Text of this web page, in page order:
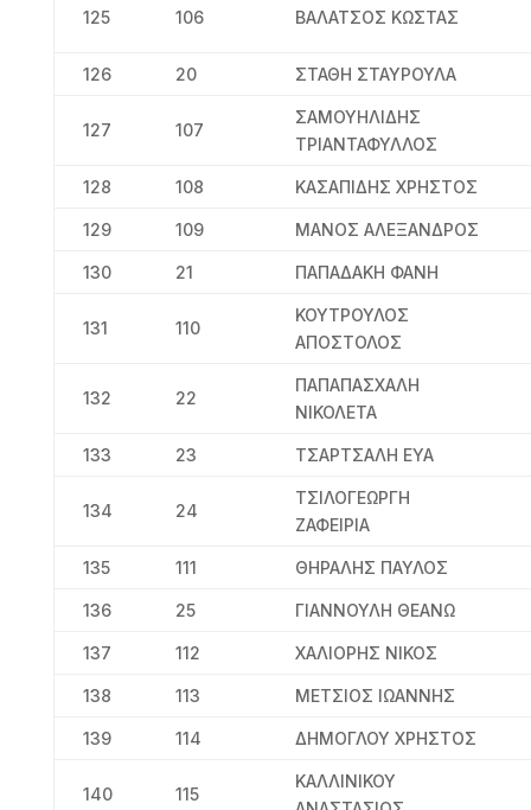
125 106 ΒΑΛΑΤΣΟΣ ΚΩΣΤΑΣ
126 20 ΣΤΑΘΗ ΣΤΑΥΡΟΥΛΑ
127 107
ΣΑΜΟΥΗΛΙΔΗΣ
ΤΡΙΑΝΤΑΦΥΛΛΟΣ
128 108 ΚΑΣΑΠΙΔΗΣ ΧΡΗΣΤΟΣ
129 109 ΜΑΝΟΣ ΑΛΕΞΑΝΔΡΟΣ
130 21 ΠΑΠΑΔΑΚΗ ΦΑΝΗ
131 110
ΚΟΥΤΡΟΥΛΟΣ
ΑΠΟΣΤΟΛΟΣ
132 22
ΠΑΠΑΠΑΣΧΑΛΗ
ΝΙΚΟΛΕΤΑ
133 23 ΤΣΑΡΤΣΑΛΗ ΕΥΑ
134 24
ΤΣΙΛΟΓΕΩΡΓΗ
ΖΑΦΕΙΡΙΑ
135 111 ΘΗΡΑΛΗΣ ΠΑΥΛΟΣ
136 25 ΓΙΑΝΝΟΥΛΗ ΘΕΑΝΩ
137 112 ΧΑΛΙΟΡΗΣ ΝΙΚΟΣ
138 113 ΜΕΤΣΙΟΣ ΙΩΑΝΝΗΣ
139 114 ΔΗΜΟΓΛΟΥ ΧΡΗΣΤΟΣ
140 115
ΚΑΛΛΙΝΙΚΟΥ